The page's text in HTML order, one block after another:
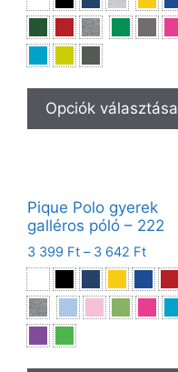
Opciók választása
Pique Polo gyerek
galléros póló – 222
3 399 Ft – 3 642 Ft